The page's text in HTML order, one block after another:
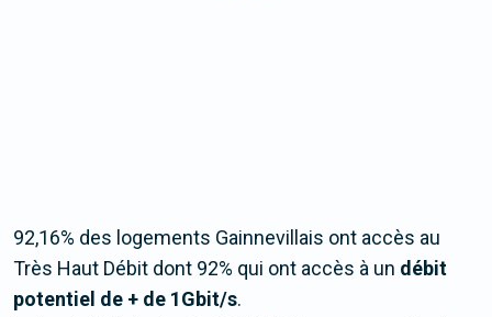
92,16% des logements Gainnevillais ont accès au
Très Haut Débit dont 92% qui ont accès à un débit
potentiel de + de 1Gbit/s.